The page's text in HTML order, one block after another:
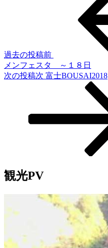
過去の投稿前
メンフェスタ ～１８日
次の投稿次 富士BOUSAI2018
観光PV